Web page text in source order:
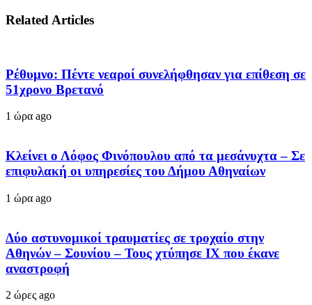
Related Articles
Ρέθυμνο: Πέντε νεαροί συνελήφθησαν για επίθεση σε
51χρονο Βρετανό
1 ώρα ago
Κλείνει ο Λόφος Φινόπουλου από τα μεσάνυχτα – Σε
επιφυλακή οι υπηρεσίες του Δήμου Αθηναίων
1 ώρα ago
Δύο αστυνομικοί τραυματίες σε τροχαίο στην
Αθηνών – Σουνίου – Τους χτύπησε ΙΧ που έκανε
αναστροφή
2 ώρες ago